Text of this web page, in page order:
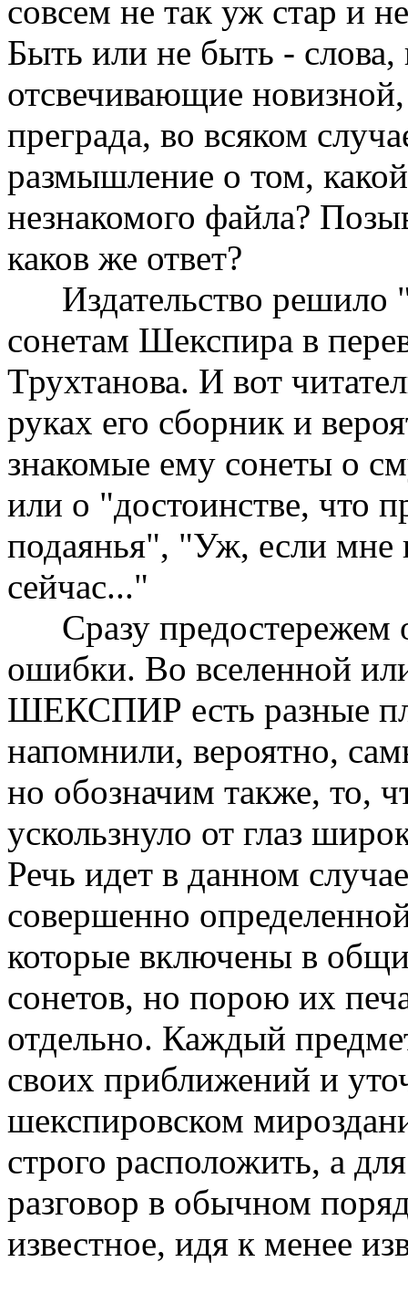
совсем не так уж стар и
Быть или не быть - слова,
отсвечивающие
преграда, во всяком
размышление о том,
незнакомого файла?
каков же ответ?
Издательство решило
сонетам Шекспира в
Трухтанова. И вот
руках его сборник и
знакомые ему сонеты о
или о "достоинстве, что
подаянья", "Уж, если мне
сейчас..."
Сразу предостережем
ошибки. Во вселенной
ШЕКСПИР есть разные
напомнили, вероятно,
но обозначим также, то,
ускользнуло от глаз
Речь идет в данном
совершенно
которые включены в
сонетов, но порою их
отдельно. Каждый
своих приближений и
шекспировском
строго расположить, а
разговор в обычном
известное, идя к менее